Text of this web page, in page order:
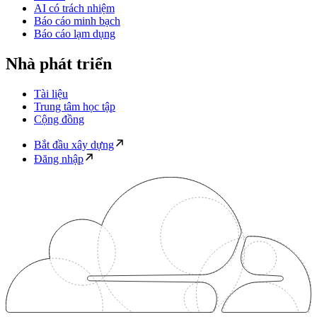
AI có trách nhiệm
Báo cáo minh bạch
Báo cáo lạm dụng
Nhà phát triển
Tài liệu
Trung tâm học tập
Cộng đồng
Bắt đầu xây dựng
Đăng nhập